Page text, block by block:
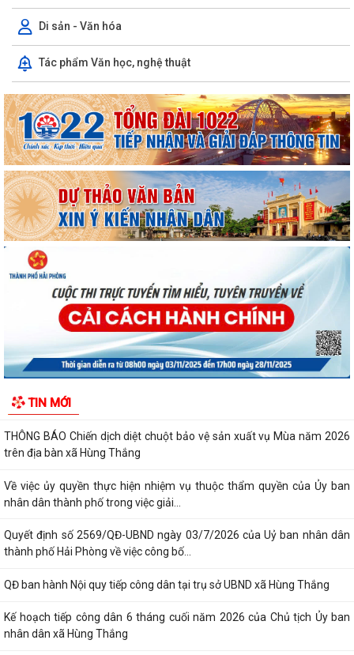
Di sản - Văn hóa
Tác phẩm Văn học, nghệ thuật
TIN MỚI
TRI ÂN CÁC ANH HÙNG LIỆT SĨ – THẮP SÁNG ĐẠO LÝ "UỐNG NƯỚC
NHỚ NGUỒN"
ỦY BAN MTTQ VIỆT NAM XÃ HÙNG THẮNG SƠ KẾT CÔNG TÁC MẶT
TRẬN 6 THÁNG ĐẦU NĂM 2026
MANG BẢN SẮC ĐI CÙNG THẾ GIỚI
THƯỜNG TRỰC HỘI ĐỒNG NHÂN DÂN XÃ HÙNG THẮNG HỌP NGHE
BÁO CÁO CÔNG TÁC CHUẨN BỊ KỲ HỌP THỨ 3
BAN VĂN HÓA - XÃ HỘI HỘI ĐỒNG NHÂN DÂN XÃ HÙNG THẮNG THẨM
TRA CÁC BÁO CÁO, TỜ TRÌNH, DỰ THẢO NGHỊ...
THÔNG BÁO Về việc đảm bảo an toàn hạ du khi vận hành hồ thủy điện
Hòa Bình
Xã Hùng Thắng tập trung đẩy nhanh tiến độ giải phóng mặt bằng các
dự án trọng điểm
Thông báo lịch tiếp công dân định kì 6 tháng cuối năm của thường trực
HĐND, đại biểu HĐND xã Hùng...
năm 2026
THÔNG BÁO Chiến dịch diệt chuột bảo vệ sản xuất vụ Mùa năm 2026
trên địa bàn xã Hùng Thắng
Về việc ủy quyền thực hiện nhiệm vụ thuộc thẩm quyền của Ủy ban
nhân dân thành phố trong việc giải...
Quyết định số 2569/QĐ-UBND ngày 03/7/2026 của Uỷ ban nhân dân
thành phố Hải Phòng về việc công bố...
QĐ ban hành Nội quy tiếp công dân tại trụ sở UBND xã Hùng Thắng
Kế hoạch tiếp công dân 6 tháng cuối năm 2026 của Chủ tịch Ủy ban
nhân dân xã Hùng Thắng